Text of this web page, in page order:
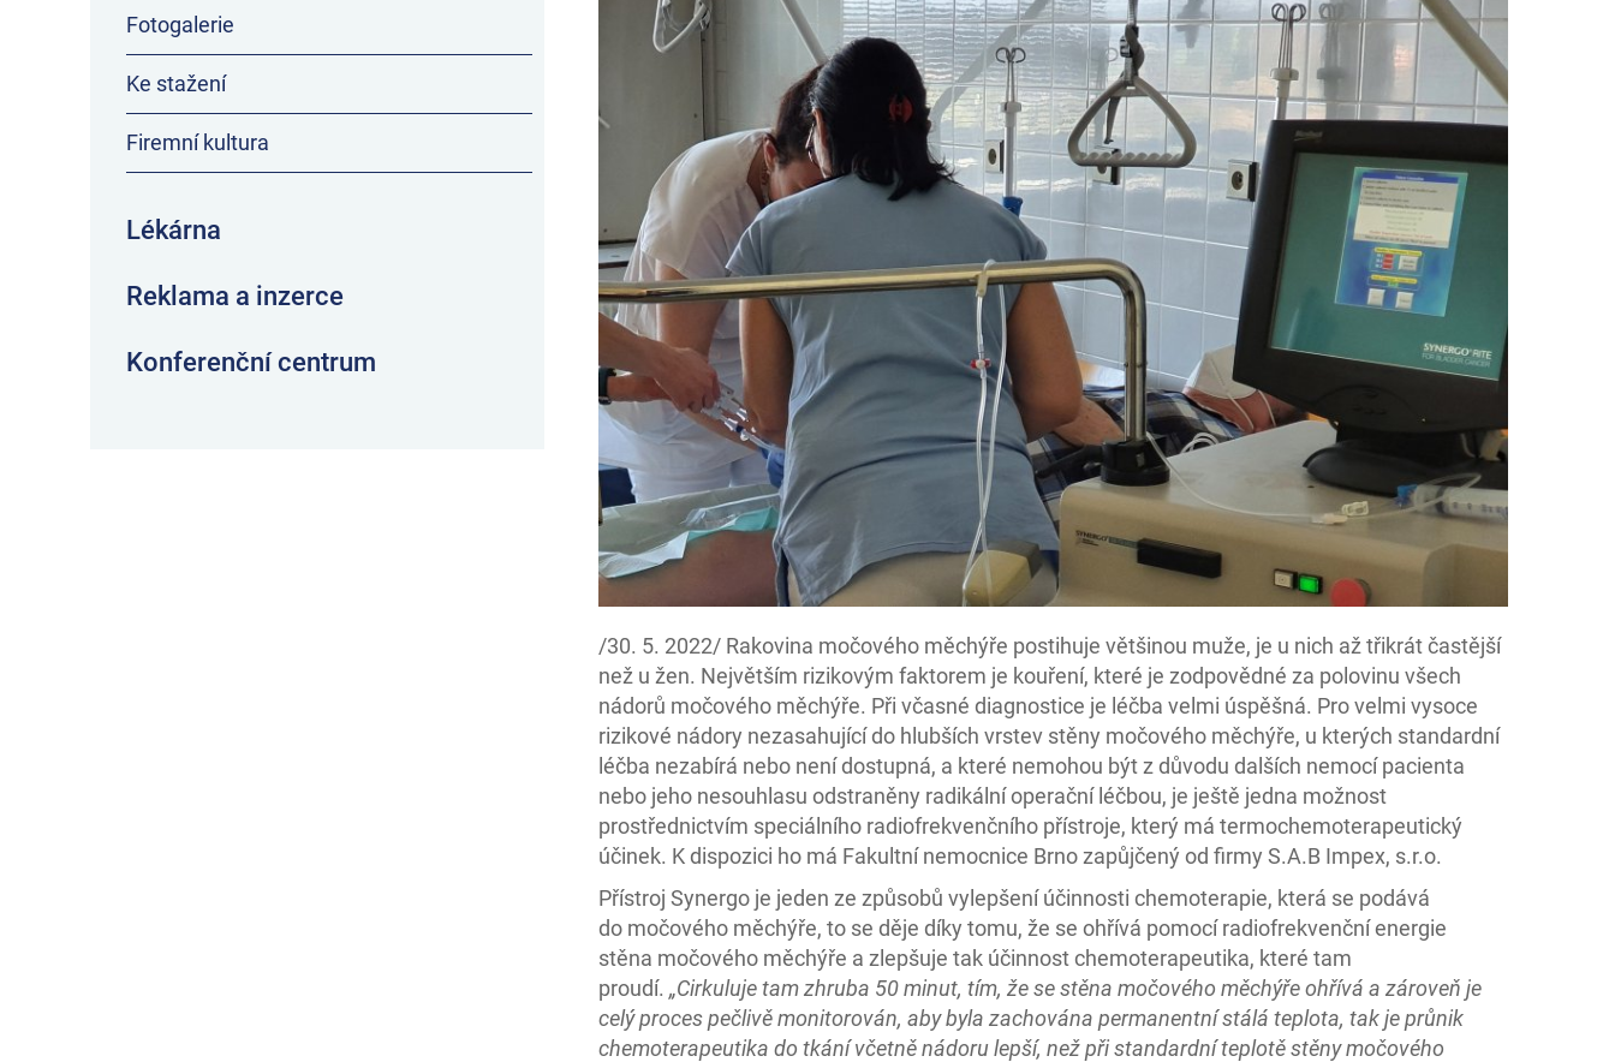
/30. 5. 2022/ Rakovina močového měchýře postihuje většinou muže, je u nich až třikrát častější
než u žen. Největším rizikovým faktorem je kouření, které je zodpovědné za polovinu všech
nádorů močového měchýře. Při včasné diagnostice je léčba velmi úspěšná. Pro velmi vysoce
rizikové nádory nezasahující do hlubších vrstev stěny močového měchýře, u kterých standardní
léčba nezabírá nebo není dostupná, a které nemohou být z důvodu dalších nemocí pacienta
nebo jeho nesouhlasu odstraněny radikální operační léčbou, je ještě jedna možnost
prostřednictvím speciálního radiofrekvenčního přístroje, který má termochemoterapeutický
účinek. K dispozici ho má Fakultní nemocnice Brno zapůjčený od firmy S.A.B Impex, s.r.o.
Přístroj Synergo je jeden ze způsobů vylepšení účinnosti chemoterapie, která se podává
do močového měchýře, to se děje díky tomu, že se ohřívá pomocí radiofrekvenční energie
stěna močového měchýře a zlepšuje tak účinnost chemoterapeutika, které tam
proudí. „Cirkuluje tam zhruba 50 minut, tím, že se stěna močového měchýře ohřívá a zároveň je
celý proces pečlivě monitorován, aby byla zachována permanentní stálá teplota, tak je průnik
chemoterapeutika do tkání včetně nádoru lepší, než při standardní teplotě stěny močového
Fotogalerie
Ke stažení
Firemní kultura
Lékárna
Reklama a inzerce
Konferenční centrum